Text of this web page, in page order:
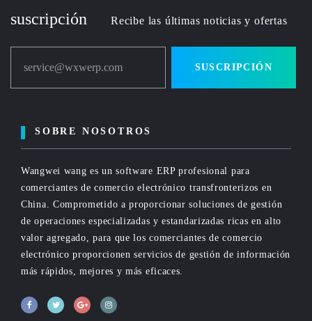
suscripción Recibe las últimas noticias y ofertas
service@wxwerp.com SUSCRIPCIÓN
SOBRE NOSOTROS
Wangwei wang es un software ERP profesional para
comerciantes de comercio electrónico transfronterizos en
China. Comprometido a proporcionar soluciones de gestión
de operaciones especializadas y estandarizadas ricas en alto
valor agregado, para que los comerciantes de comercio
electrónico proporcionen servicios de gestión de información
más rápidos, mejores y más eficaces.